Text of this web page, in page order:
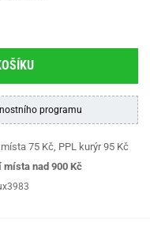
programu
75 Kč, PPL kurýr 95 Kč
místa nad 900 Kč